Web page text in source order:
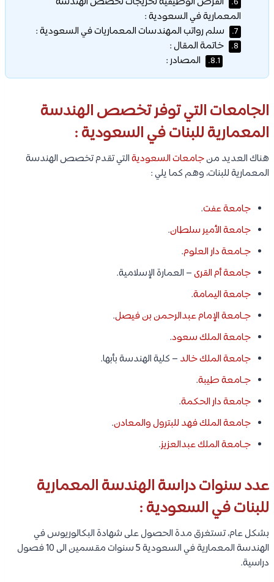
6.
المعمارية في السعودية :
7. سلم رواتب المهندسات المعماريات في السعودية :
8. خاتمة المقال :
8.1. المصادر :
الجامعات التي توفر تخصص الهندسة
المعمارية للبنات في السعودية :
هناك العديد منجامعات السعوديةالتي تقدم تخصص الهندسة
المعمارية للبنات، وهم كما يلي :
جامعة عفت.
جامعة الأمير سلطان.
جـامعة دار العلوم.
جامعة أم القرى– العمارة الإسلامية.
جامعة اليمامة.
جـامعة الإمام عبدالرحمن بن فيصل.
جامعة الملك سعود.
جامعة الملك خالد – كلية الهندسة بأبها.
جـامعة طيبة.
جامعة دار الحكمة.
جامعة الملك فهد للبترول والمعادن.
جـامعة الملك عبدالعزيز.
عدد سنوات دراسة الهندسة المعمارية
للبنات في السعودية :
بشكل عام، تستغرق مدة الحصول على شهادة البكالوريوس في
الهندسة المعمارية في السعودية 5 سنوات مقسمين الى 10 فصول
دراسية.